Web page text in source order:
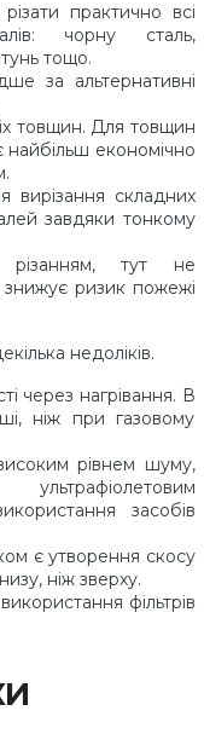
практично всі
чорну сталь,
тощо.
за альтернативні
товщин. Для товщин
економічно
вирізання складних
завдяки тонкому
тут не
знижує ризик пожежі
недоліків.
через нагрівання. В
ніж при газовому
рівнем шуму,
засобів
є утворення скосу
ніж зверху.
фільтрів